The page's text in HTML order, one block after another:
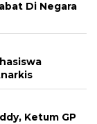
Di Negara
Ketum GP